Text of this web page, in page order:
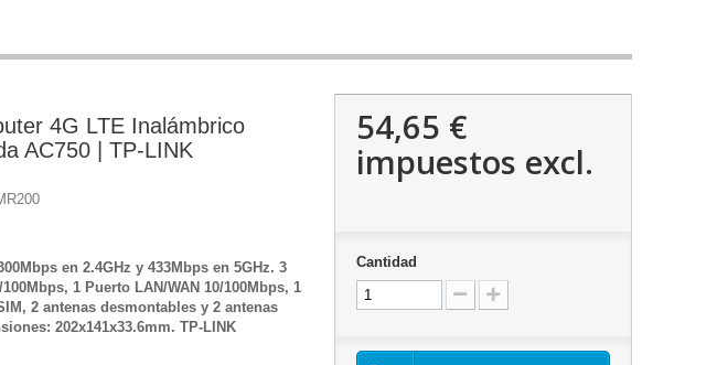
4G LTE Inalámbrico
AC750 | TP-LINK
en 2.4GHz y 433Mbps en 5GHz. 3
1 Puerto LAN/WAN 10/100Mbps, 1
2 antenas desmontables y 2 antenas
202x141x33.6mm. TP-LINK
54,65 €
impuestos excl.
Cantidad